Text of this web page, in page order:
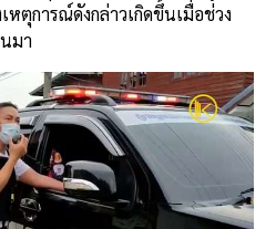
ตุการณ์ดังกล่าวเกิดขึ้นเมื่อช่วง
มา